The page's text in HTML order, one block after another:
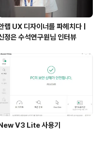
랩 UX 디자이너를 파헤치다 |
정은 수석연구원님 인터뷰
V3 Lite 사용기